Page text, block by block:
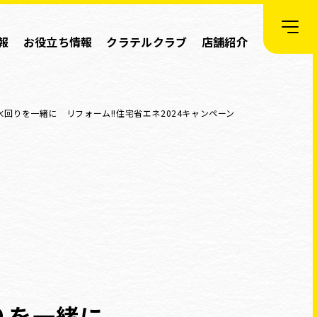
お役立ち情報 クラテルクラブ 店舗紹介
回りを一緒に リフォーム!!住宅省エネ2024キャンペーン